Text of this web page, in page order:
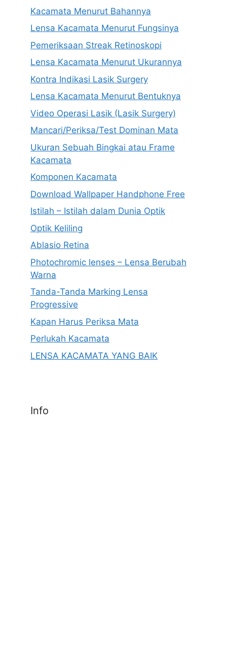
Kacamata Menurut Bahannya
Lensa Kacamata Menurut Fungsinya
Pemeriksaan Streak Retinoskopi
Lensa Kacamata Menurut Ukurannya
Kontra Indikasi Lasik Surgery
Lensa Kacamata Menurut Bentuknya
Video Operasi Lasik (Lasik Surgery)
Mancari/Periksa/Test Dominan Mata
Ukuran Sebuah Bingkai atau Frame
Kacamata
Komponen Kacamata
Download Wallpaper Handphone Free
Istilah – Istilah dalam Dunia Optik
Optik Keliling
Ablasio Retina
Photochromic lenses – Lensa Berubah
Warna
Tanda-Tanda Marking Lensa
Progressive
Kapan Harus Periksa Mata
Perlukah Kacamata
LENSA KACAMATA YANG BAIK
Info